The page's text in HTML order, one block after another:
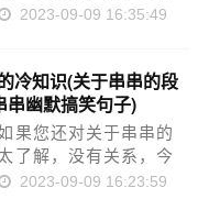
知识推送文案进行解
站，现在就马上开始
目录趣……
2023-09-09 16:35:49
冷知识(关于串串的段
串幽默搞笑句子)
果您还对关于串串的
了解，没有关系，今
为大家分享关于串串
2023-09-09 16:23:59